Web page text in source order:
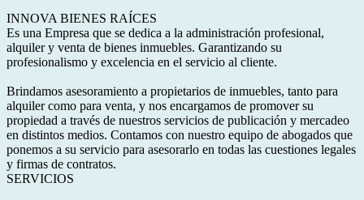
INNOVA BIENES RAÍCES
Es una Empresa que se dedica a la administración profesional,
alquiler y venta de bienes inmuebles. Garantizando su
profesionalismo y excelencia en el servicio al cliente.
Brindamos asesoramiento a propietarios de inmuebles, tanto para
alquiler como para venta, y nos encargamos de promover su
propiedad a través de nuestros servicios de publicación y mercadeo
en distintos medios. Contamos con nuestro equipo de abogados que
ponemos a su servicio para asesorarlo en todas las cuestiones legales
y firmas de contratos.
SERVICIOS